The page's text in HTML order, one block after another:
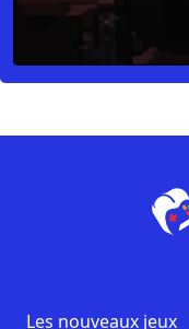
Les nouveaux jeux